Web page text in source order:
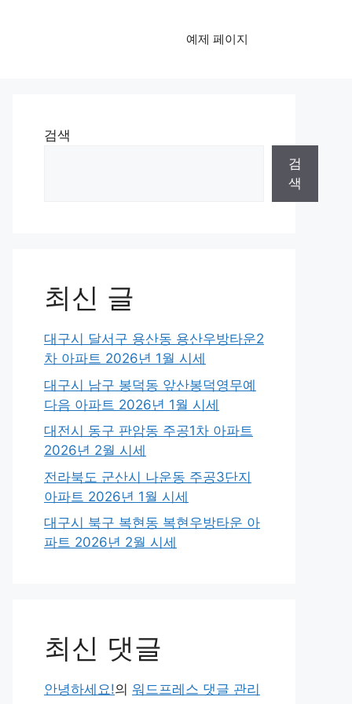
예제 페이지
검색
검
색
최신 글
대구시 달서구 용산동 용산우방타운2
차 아파트 2026년 1월 시세
대구시 남구 봉덕동 앞산봉덕영무예
다음 아파트 2026년 1월 시세
대전시 동구 판암동 주공1차 아파트
2026년 2월 시세
전라북도 군산시 나운동 주공3단지
아파트 2026년 1월 시세
대구시 북구 복현동 복현우방타운 아
파트 2026년 2월 시세
최신 댓글
안녕하세요!의 워드프레스 댓글 관리